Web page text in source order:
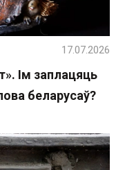
Ім заплацяць
беларусаў?
17.07.2026